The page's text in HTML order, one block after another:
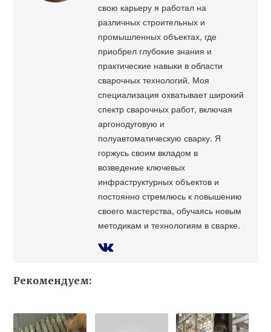
свою карьеру я работал на
различных строительных и
промышленных объектах, где
приобрел глубокие знания и
практические навыки в области
сварочных технологий. Моя
специализация охватывает широкий
спектр сварочных работ, включая
аргонодуговую и
полуавтоматическую сварку. Я
горжусь своим вкладом в
возведение ключевых
инфраструктурных объектов и
постоянно стремлюсь к повышению
своего мастерства, обучаясь новым
методикам и технологиям в сварке.
Рекомендуем: